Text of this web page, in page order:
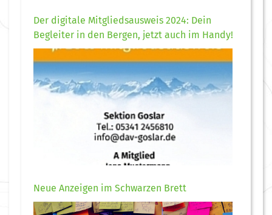
Der digitale Mitgliedsausweis 2024: Dein
Begleiter in den Bergen, jetzt auch im Handy!
Neue Anzeigen im Schwarzen Brett